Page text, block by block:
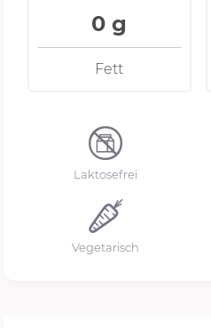
0 g
Fett
Laktosefrei
Vegetarisch